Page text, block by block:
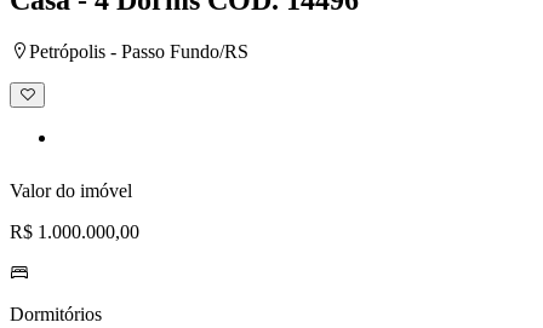
Petrópolis - Passo Fundo/RS
Adicionar
à
Valor do imóvel
R$ 1.000.000,00
Dormitórios